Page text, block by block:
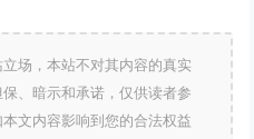
场，本站不对其内容的真实
、暗示和承诺，仅供读者参
文内容影响到您的合法权益